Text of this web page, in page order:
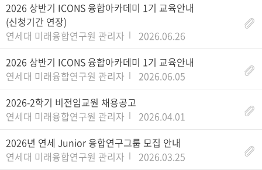
2026 상반기 ICONS 융합아카데미 1기 교육안내
(신청기간 연장)
연세대 미래융합연구원 관리자
2026.06.26
2026 상반기 ICONS 융합아카데미 1기 교육안내
연세대 미래융합연구원 관리자
2026.06.05
2026-2학기 비전임교원 채용공고
연세대 미래융합연구원 관리자
2026.04.01
2026년 연세 Junior 융합연구그룹 모집 안내
연세대 미래융합연구원 관리자
2026.03.25